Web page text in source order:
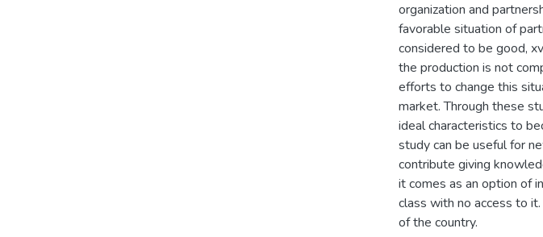
organization and
favorable situation of
considered to be good,
the production is not
efforts to change this
market. Through these
ideal characteristics to
study can be useful for
contribute giving
it comes as an option of
class with no access to
of the country.